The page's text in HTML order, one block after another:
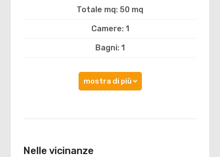
Totale mq: 50 mq
Camere: 1
Bagni: 1
mostra di più
Nelle vicinanze